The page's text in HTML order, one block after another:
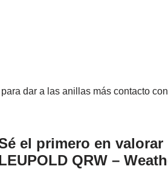
dar a las anillas más contacto
el primero en valorar
QRW –